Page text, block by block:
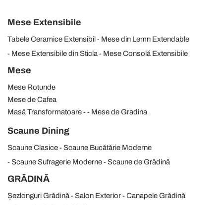
Mese Extensibile
Tabele Ceramice Extensibil
Mese din Lemn Extendable
Mese Extensibile din Sticla
Mese Consolă Extensibile
Mese
Mese Rotunde
Mese de Cafea
Masă Transformatoare
Mese de Gradina
Scaune Dining
Scaune Clasice
Scaune Bucătărie Moderne
Scaune Sufragerie Moderne
Scaune de Grădină
GRĂDINĂ
Șezlonguri Grădină Salon Exterior
Canapele Grădină